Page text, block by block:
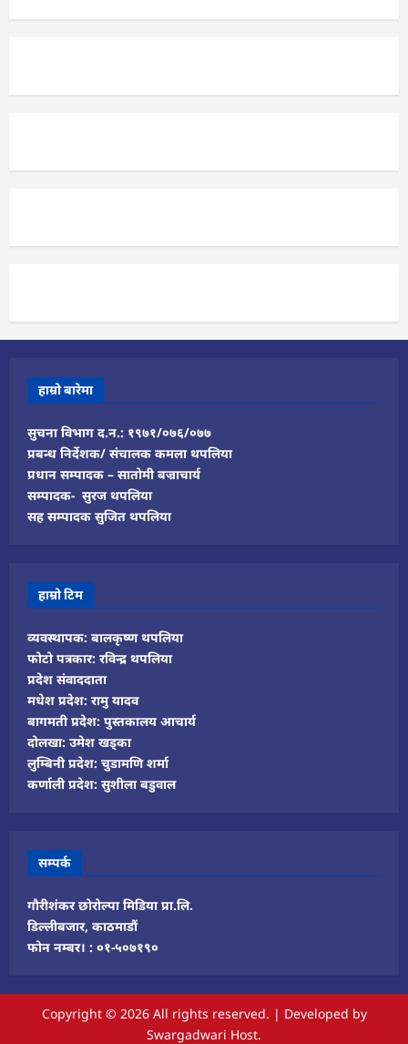
हाम्रो बारेमा
सुचना विभाग द.न.: १९७१/०७६/०७७
प्रबन्ध निर्देशक/ संचालक कमला थपलिया
प्रधान सम्पादक – सातोमी बज्राचार्य
सम्पादक- सुरज थपलिया
सह सम्पादक सुजित थपलिया
हाम्रो टिम
व्यवस्थापक: बालकृष्ण थपलिया
फोटो पत्रकार: रविन्द्र थपलिया
प्रदेश संवाददाता
मधेश प्रदेश: रामु यादव
बागमती प्रदेश: पुस्तकालय आचार्य
दोलखा: उमेश खड्का
लुम्बिनी प्रदेश: चुडामणि शर्मा
कर्णाली प्रदेश: सुशीला बडुवाल
सम्पर्क
गौरीशंकर छोरोल्पा मिडिया प्रा.लि.
डिल्लीबजार, काठमाडौं
फोन नम्बर। : ०१-५०७१९०
Copyright © 2026 All rights reserved. | Developed by
Swargadwari Host.